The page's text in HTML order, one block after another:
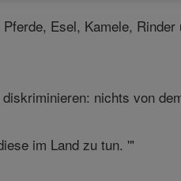
Esel, Kamele,
nichts von
im Land zu tun. '"